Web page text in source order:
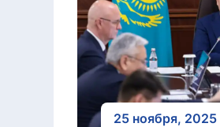
25 ноября, 2025